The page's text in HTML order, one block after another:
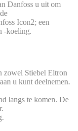
Danfoss u uit om
Icon2; een
-koeling.
zowel Stiebel Eltron
u kunt deelnemen.
langs te komen. De